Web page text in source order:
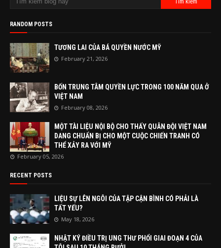
RANDOM POSTS
TƯƠNG LAI CỦA BÁ QUYỀN NƯỚC MỸ
February 21, 2026
BỐN TRUNG TÂM QUYỀN LỰC TRONG 100 NĂM QUA Ở
VIỆT NAM
February 08, 2026
MỘT TÀI LIỆU NỘI BỘ CHO THẤY QUÂN ĐỘI VIỆT NAM
DANG CHUẨN BỊ CHO MỘT CUỘC CHIẾN TRANH CÓ
THỂ XẢY RA VỚI MỸ
February 05, 2026
RECENT POSTS
LIỆU SỰ LÊN NGÔI CỦA TẬP CẬN BÌNH CÓ PHẢI LÀ
TẤT YẾU?
May 18, 2026
NHẬT KÝ ĐIỀU TRỊ UNG THƯ PHỔI GIAI ĐOẠN 4 CỦA